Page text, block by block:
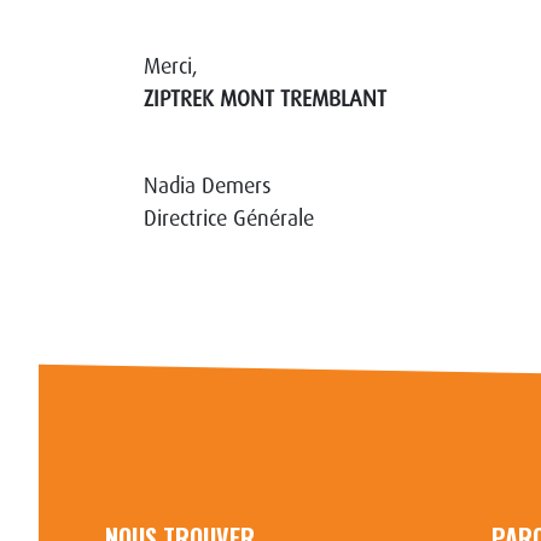
Merci,
ZIPTREK MONT TREMBLANT
Nadia Demers
Directrice Générale